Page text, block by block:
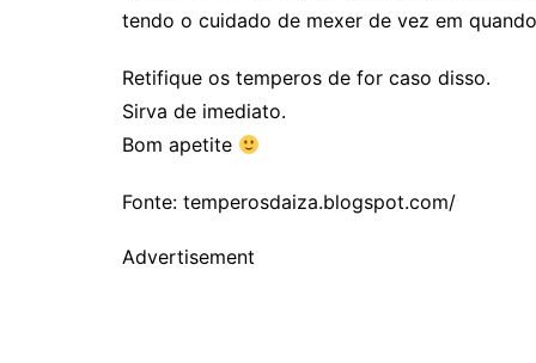
tendo o cuidado de mexer de vez em
Retifique os temperos de for caso disso.
Sirva de imediato.
Bom apetite
Fonte: temperosdaiza.blogspot.com/
Advertisement